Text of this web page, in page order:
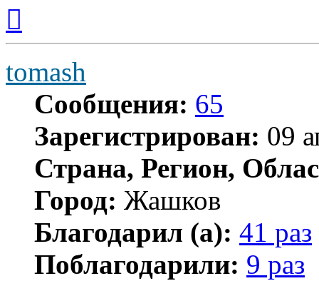
началу
tomash
Сообщения: 65
Зарегистрирован: 09
Страна, Регион,
Город: Жашков
Благодарил (а): 41 раз
Поблагодарили: 9 раз